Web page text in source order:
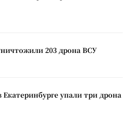
203 дрона ВСУ
упали три дрона